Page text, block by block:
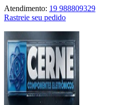
Atendimento: 19 988809329
Rastreie seu pedido